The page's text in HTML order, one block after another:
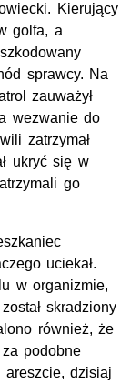
Kierujący
golfa, a
sprawcy. Na
zauważył
wezwanie do
zatrzymał
ukryć się w
go
uciekał.
w organizmie,
skradziony
również, że
podobne
areszcie, dzisiaj